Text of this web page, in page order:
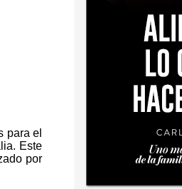
para el
Este
por